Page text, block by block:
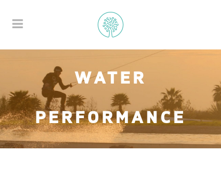
WATER
PERFORMANCE